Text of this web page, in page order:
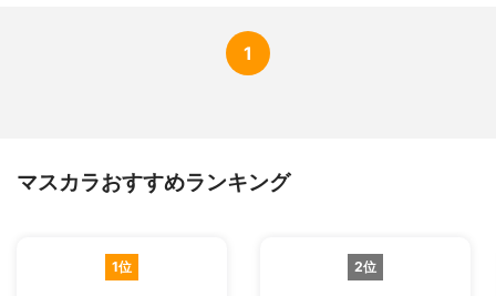
1
マスカラおすすめランキング
1位 2位